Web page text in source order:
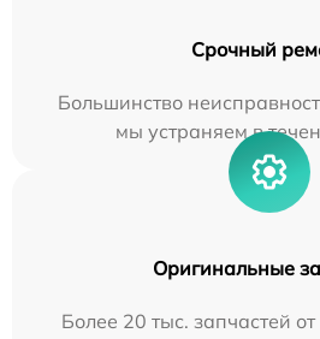
Срочный
Большинство
мы устраняем в
Оригинальные
Более 20 тыс. запчастей